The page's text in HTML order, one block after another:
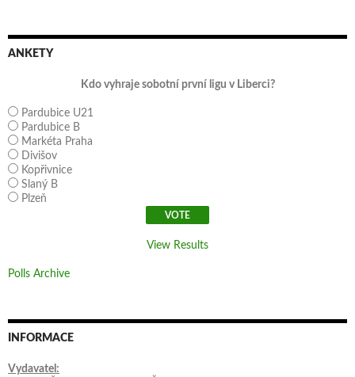
ANKETY
Kdo vyhraje sobotní první ligu v Liberci?
Pardubice U21
Pardubice B
Markéta Praha
Divišov
Kopřivnice
Slaný B
Plzeň
View Results
Polls Archive
INFORMACE
Vydavatel: